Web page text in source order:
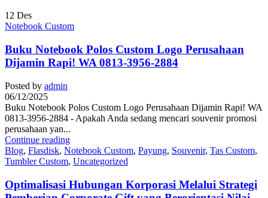
12 Des
Notebook Custom
Buku Notebook Polos Custom Logo Perusahaan
Dijamin Rapi! WA 0813-3956-2884
Posted by admin
06/12/2025
Buku Notebook Polos Custom Logo Perusahaan Dijamin Rapi! WA
0813-3956-2884 - Apakah Anda sedang mencari souvenir promosi
perusahaan yan...
Continue reading
Blog, Flasdisk, Notebook Custom, Payung, Souvenir, Tas Custom,
Tumbler Custom, Uncategorized
Optimalisasi Hubungan Korporasi Melalui Strategi